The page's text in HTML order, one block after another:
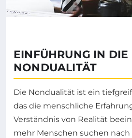
EINFÜHRUNG IN DIE
NONDUALITÄT
Die Nondualität ist ein
das die menschliche
Verständnis von Realität
mehr Menschen suchen